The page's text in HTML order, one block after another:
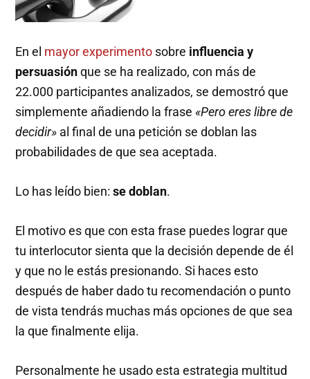
En el mayor experimento sobre influencia y
persuasiónque se ha realizado, con más de
22.000 participantes analizados, se demostró que
simplemente añadiendo la frase «Pero eres libre de
decidir» al final de una petición se doblan las
probabilidades de que sea aceptada.
Lo has leído bien: se doblan.
El motivo es que con esta frase puedes lograr que
tu interlocutor sienta que la decisión depende de él
y que no le estás presionando. Si haces esto
después de haber dado tu recomendación o punto
de vista tendrás muchas más opciones de que sea
la que finalmente elija.
Personalmente he usado esta estrategia multitud